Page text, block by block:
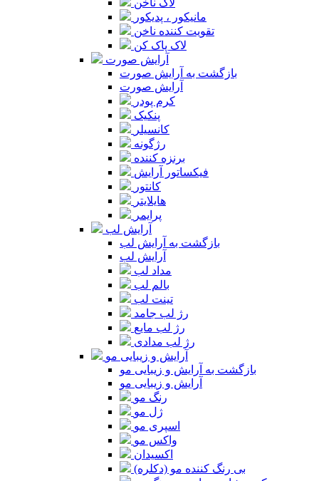
مانیکور ، پدیکور
تقویت کننده ناخن
لاک پاک کن
آرایش صورت
بازگشت به آرایش صورت
آرایش صورت
کرم پودر
پنکیک
کانسیلر
رژگونه
برنزه کننده
فیکساتور آرایش
کانتور
هایلایتر
پرایمر
آرایش لب
بازگشت به آرایش لب
آرایش لب
مداد لب
بالم لب
تینت لب
رژ لب جامد
رژ لب مایع
رژ لب مدادی
آرایش و زیبایی مو
بازگشت به آرایش و زیبایی مو
آرایش و زیبایی مو
رنگ مو
ژل مو
اسپری مو
واکس مو
اکسیدان
بی رنگ کننده مو (دکلره)